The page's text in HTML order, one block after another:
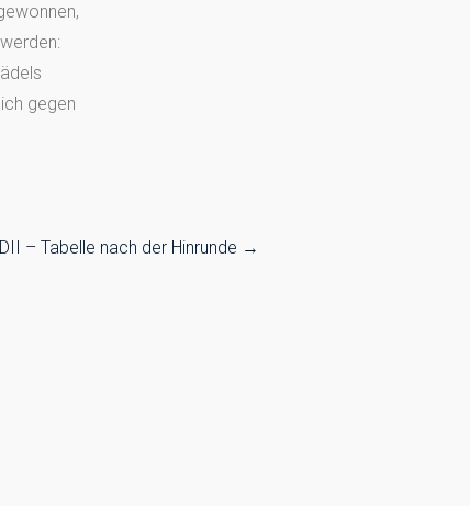
gegen
DII – Tabelle nach der Hinrunde →